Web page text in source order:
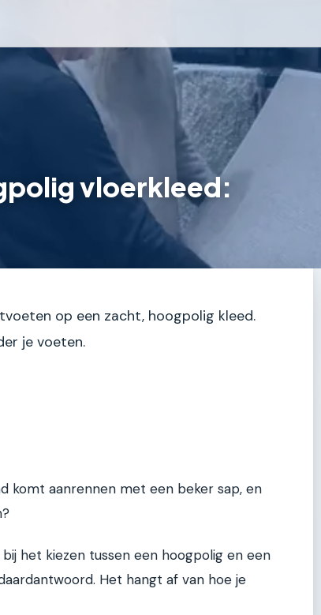
vloerkleed:
op een zacht, hoogpolig kleed.
je voeten.
komt aanrennen met een beker sap, en
het kiezen tussen een hoogpolig en een
Het hangt af van hoe je